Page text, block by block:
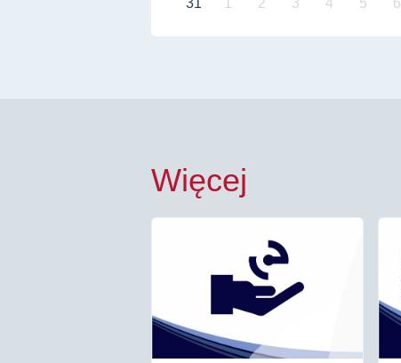
31 1 2 3 4 5 6
Więcej